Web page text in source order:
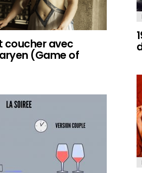
coucher avec
(Game of